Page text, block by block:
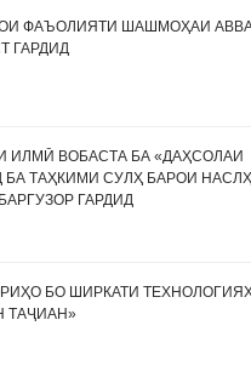
ФАЪОЛИЯТИ ШАШМОҲАИ
ГАРДИД
ИЛМӢ ВОБАСТА БА «ДАҲСОЛАИ
ТАҲКИМИ СУЛҲ БАРОИ
ГАРДИД
БО ШИРКАТИ
ТАҶИАН»